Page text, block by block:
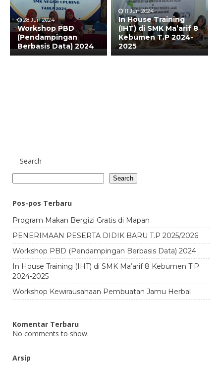
28 Jun 2024
Workshop PBD
(Pendampingan
Berbasis Data) 2024
11 Jun 2024
In House Training
(IHT) di SMK Ma’arif 8
Kebumen T.P 2024-
2025
Search
Search
Pos-pos Terbaru
Program Makan Bergizi Gratis di Mapan
PENERIMAAN PESERTA DIDIK BARU T.P 2025/2026
Workshop PBD (Pendampingan Berbasis Data) 2024
In House Training (IHT) di SMK Ma’arif 8 Kebumen T.P
2024-2025
Workshop Kewirausahaan Pembuatan Jamu Herbal
Komentar Terbaru
No comments to show.
Arsip